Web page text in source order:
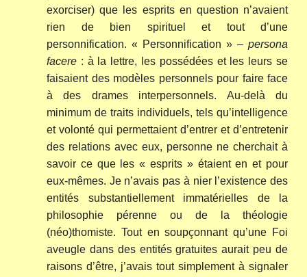
exorciser) que les esprits en question n’avaient
rien de bien spirituel et tout d’une
personnification. « Personnification » – persona
facere : à la lettre, les possédées et les leurs se
faisaient des modèles personnels pour faire face
à des drames interpersonnels. Au-delà du
minimum de traits individuels, tels qu’intelligence
et volonté qui permettaient d’entrer et d’entretenir
des relations avec eux, personne ne cherchait à
savoir ce que les « esprits » étaient en et pour
eux-mêmes. Je n’avais pas à nier l’existence des
entités substantiellement immatérielles de la
philosophie pérenne ou de la théologie
(néo)thomiste. Tout en soupçonnant qu’une Foi
aveugle dans des entités gratuites aurait peu de
raisons d’être, j’avais tout simplement à signaler